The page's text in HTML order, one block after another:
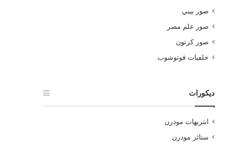
صور بيبي
صور علم مصر
صور كرتون
خلفيات فوتوشوب
ديكورات
انتريهات مودرن
ستائر مودرن